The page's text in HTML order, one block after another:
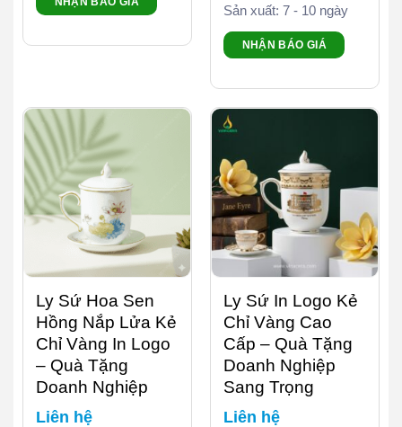
Sản xuất: 7 - 10 ngày
NHẬN BÁO GIÁ
Ly Sứ Hoa Sen
Hồng Nắp Lửa Kẻ
Chỉ Vàng In Logo
– Quà Tặng
Doanh Nghiệp
Liên hệ
Ly Sứ In Logo Kẻ
Chỉ Vàng Cao
Cấp – Quà Tặng
Doanh Nghiệp
Sang Trọng
Liên hệ